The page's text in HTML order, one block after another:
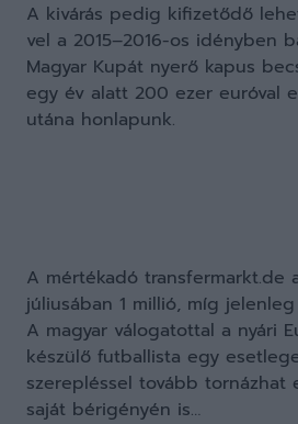
A kivárás pedig kifizetődő
vel a 2015–2016-os idényben
Magyar Kupát nyerő kapus
egy év alatt 200 ezer euróval
utána honlapunk.
A mértékadó transfermarkt.de
júliusában 1 millió, míg
A magyar válogatottal a nyári
készülő futballista egy
szerepléssel tovább tornázhat
saját bérigényén is…